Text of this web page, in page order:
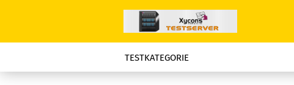
TESTKATEGORIE